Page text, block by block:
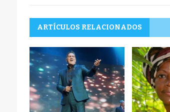
ARTÍCULOS RELACIONADOS